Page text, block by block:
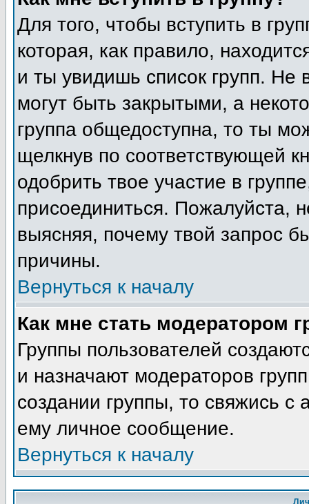
Для того, чтобы вступить в
которая, как правило,
и ты увидишь список групп. Не
могут быть закрытыми, а
группа общедоступна, то ты
щелкнув по соответствующей
одобрить твое участие в
присоединиться. Пожалуйста,
выясняя, почему твой запрос
причины.
Вернуться к началу
Как мне стать модератором
Группы пользователей
и назначают модераторов
создании группы, то свяжись с
ему личное сообщение.
Вернуться к началу